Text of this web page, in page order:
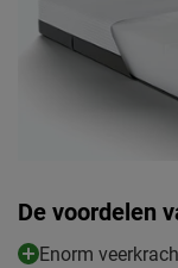
De voordelen
Enorm